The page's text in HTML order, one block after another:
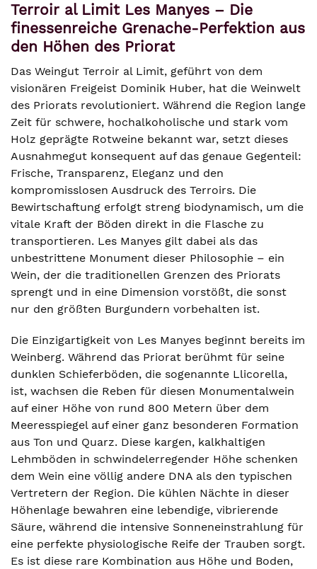
Terroir al Limit Les Manyes – Die
finessenreiche Grenache-Perfektion aus
den Höhen des Priorat
Das Weingut Terroir al Limit, geführt von dem
visionären Freigeist Dominik Huber, hat die Weinwelt
des Priorats revolutioniert. Während die Region lange
Zeit für schwere, hochalkoholische und stark vom
Holz geprägte Rotweine bekannt war, setzt dieses
Ausnahmegut konsequent auf das genaue Gegenteil:
Frische, Transparenz, Eleganz und den
kompromisslosen Ausdruck des Terroirs. Die
Bewirtschaftung erfolgt streng biodynamisch, um die
vitale Kraft der Böden direkt in die Flasche zu
transportieren. Les Manyes gilt dabei als das
unbestrittene Monument dieser Philosophie – ein
Wein, der die traditionellen Grenzen des Priorats
sprengt und in eine Dimension vorstößt, die sonst
nur den größten Burgundern vorbehalten ist.
Die Einzigartigkeit von Les Manyes beginnt bereits im
Weinberg. Während das Priorat berühmt für seine
dunklen Schieferböden, die sogenannte Llicorella,
ist, wachsen die Reben für diesen Monumentalwein
auf einer Höhe von rund 800 Metern über dem
Meeresspiegel auf einer ganz besonderen Formation
aus Ton und Quarz. Diese kargen, kalkhaltigen
Lehmböden in schwindelerregender Höhe schenken
dem Wein eine völlig andere DNA als den typischen
Vertretern der Region. Die kühlen Nächte in dieser
Höhenlage bewahren eine lebendige, vibrierende
Säure, während die intensive Sonneneinstrahlung für
eine perfekte physiologische Reife der Trauben sorgt.
Es ist diese rare Kombination aus Höhe und Boden,